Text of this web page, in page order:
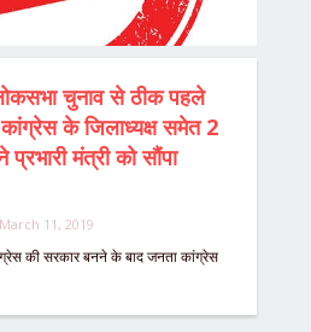
चुनाव से ठीक पहले
के जिलाध्यक्ष समेत 2
प्रभारी मंत्री को सौंपा
March 11, 2019
की सरकार बनने के बाद जनता कांग्रेस